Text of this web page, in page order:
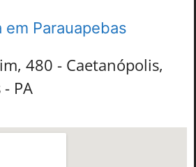
em Parauapebas
480 - Caetanópolis,
PA